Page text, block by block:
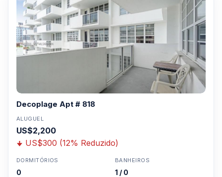
Decoplage Apt # 818
ALUGUEL
US$2,200
US$300 (12% Reduzido)
DORMITÓRIOS
0
BANHEIROS
1 / 0